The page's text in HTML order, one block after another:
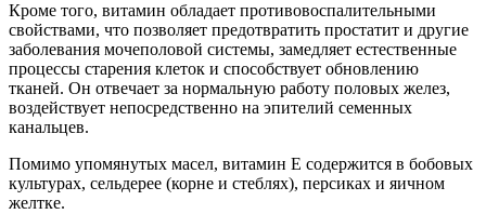
Кроме того, витамин обладает противовоспалительными
свойствами, что позволяет предотвратить простатит и другие
заболевания мочеполовой системы, замедляет естественные
процессы старения клеток и способствует обновлению
тканей. Он отвечает за нормальную работу половых желез,
воздействует непосредственно на эпителий семенных
канальцев.
Помимо упомянутых масел, витамин Е содержится в бобовых
культурах, сельдерее (корне и стеблях), персиках и яичном
желтке.